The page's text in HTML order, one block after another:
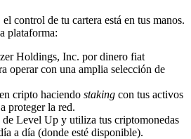
control de tu cartera está en tus manos.
plataforma:
Holdings, Inc. por dinero fiat
operar con una amplia selección de
cripto haciendo staking con tus activos
proteger la red.
de Level Up y utiliza tus criptomonedas
a día (donde esté disponible).